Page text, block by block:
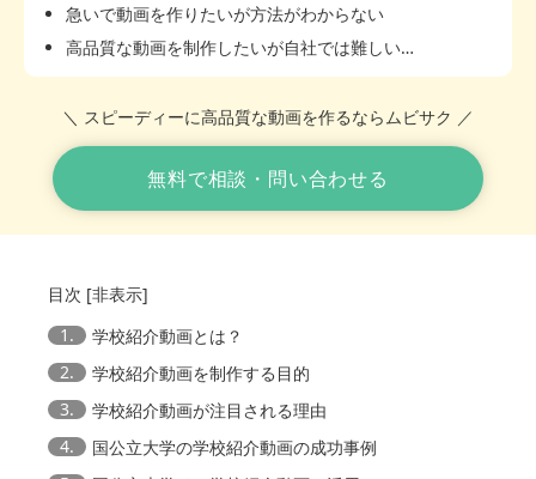
急いで動画を作りたいが方法がわからない
高品質な動画を制作したいが自社では難しい…
＼ スピーディーに高品質な動画を作るならムビサク ／
無料で相談・問い合わせる
目次 [非表示]
1.
学校紹介動画とは？
2.
学校紹介動画を制作する目的
3.
学校紹介動画が注目される理由
4.
国公立大学の学校紹介動画の成功事例